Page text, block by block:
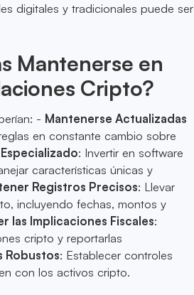
digitales y tradicionales puede ser
Mantenerse en
Cripto?
- Mantenerse Actualizadas
en constante cambio sobre
: Invertir en software
características únicas y
Registros Precisos: Llevar
incluyendo fechas, montos y
las Implicaciones Fiscales:
cripto y reportarlas
Robustos: Establecer controles
con los activos cripto.